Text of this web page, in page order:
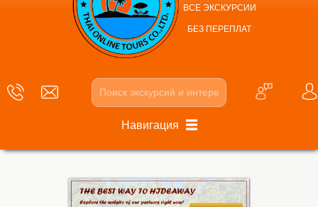
ВСЕ ЭКСКУРСИИ
БЕЗ ПЕРЕПЛАТ
Навигация